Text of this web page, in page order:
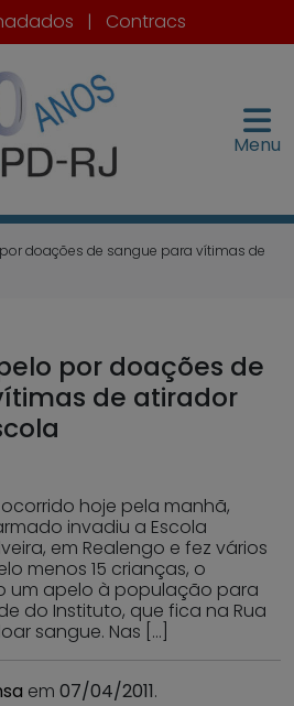
| Contracs
Menu
doações de sangue para vítimas de
por doações de
de atirador
hoje pela manhã,
invadiu a Escola
em Realengo e fez vários
menos 15 crianças, o
um apelo à população para
do Instituto, que fica na Rua
sangue. Nas […]
em 07/04/2011.